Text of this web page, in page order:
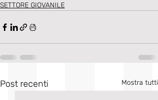
SETTORE GIOVANILE
Post recenti Mostra tutti